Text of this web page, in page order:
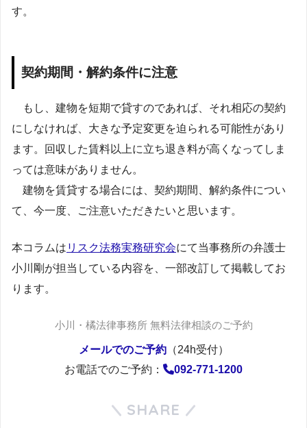
す。
契約期間・解約条件に注意
もし、建物を短期で貸すのであれば、それ相応の契約
にしなければ、大きな予定変更を迫られる可能性があり
ます。回収した賃料以上に立ち退き料が高くなってしま
っては意味がありません。
建物を賃貸する場合には、契約期間、解約条件につい
て、今一度、ご注意いただきたいと思います。
本コラムは リスク法務実務研究会にて当事務所の弁護士
小川剛が担当している内容を、一部改訂して掲載してお
ります。
小川・橘法律事務所 無料法律相談のご予約
メールでのご予約（24h受付）
お電話でのご予約：
092-771-1200
SHARE